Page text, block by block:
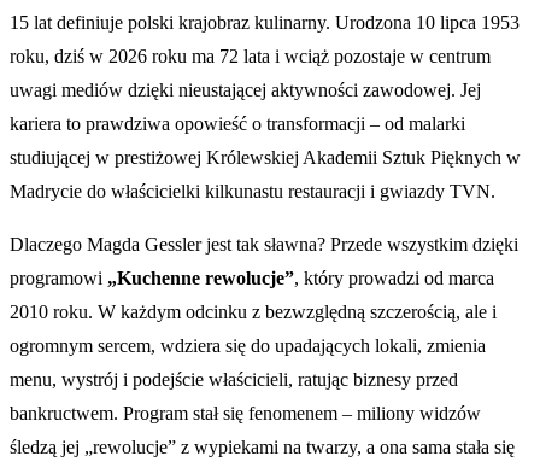
15 lat definiuje polski krajobraz kulinarny. Urodzona 10 lipca 1953
roku, dziś w 2026 roku ma 72 lata i wciąż pozostaje w centrum
uwagi mediów dzięki nieustającej aktywności zawodowej. Jej
kariera to prawdziwa opowieść o transformacji – od malarki
studiującej w prestiżowej Królewskiej Akademii Sztuk Pięknych w
Madrycie do właścicielki kilkunastu restauracji i gwiazdy TVN.
Dlaczego Magda Gessler jest tak sławna? Przede wszystkim dzięki
programowi „Kuchenne rewolucje”, który prowadzi od marca
2010 roku. W każdym odcinku z bezwzględną szczerością, ale i
ogromnym sercem, wdziera się do upadających lokali, zmienia
menu, wystrój i podejście właścicieli, ratując biznesy przed
bankructwem. Program stał się fenomenem – miliony widzów
śledzą jej „rewolucje” z wypiekami na twarzy, a ona sama stała się